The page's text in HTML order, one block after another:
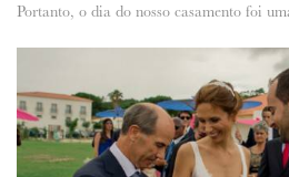
Portanto, o dia do nosso casamento foi